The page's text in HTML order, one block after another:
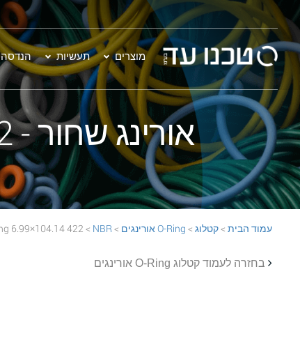
מוצרים תעשיות הנדסה
אורינג שחור - 422 104.14×6.99 NBR 70 Black O-Ring
עמוד הבית >קטלוג > O-Ring אורינגים >
NBR
> 422 104.14×6.99 NBR 70 Black O-Ring
בחזרה לעמוד קטלוג O-Ring אורינגים